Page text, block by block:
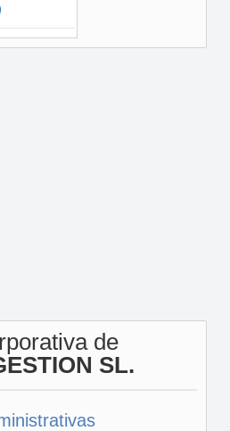
de
SL.